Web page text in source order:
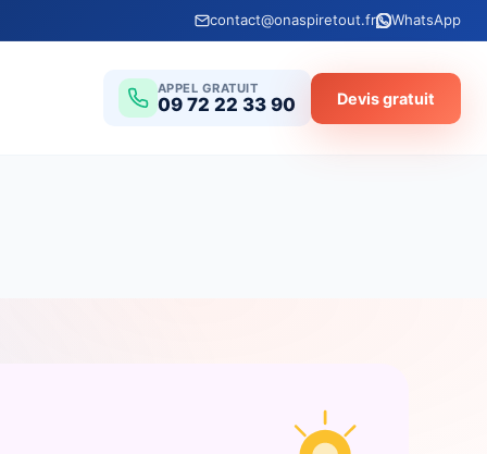
contact@onaspiretout.fr WhatsApp
APPEL GRATUIT
09 72 22 33 90 Devis gratuit